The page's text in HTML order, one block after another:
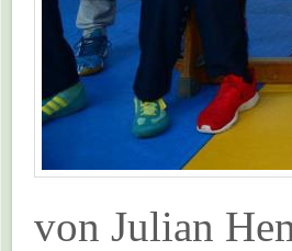
von Julian